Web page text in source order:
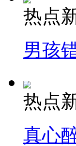
热点
男孩
热点
真心